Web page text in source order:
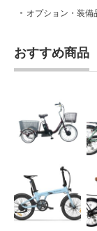
オプション・装備
おすすめ商品